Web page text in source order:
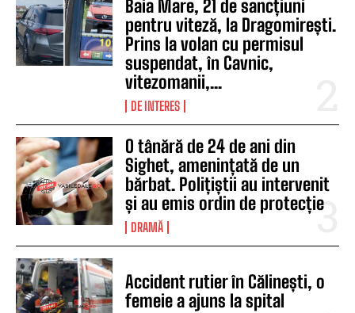
Baia Mare, 21 de sancțiuni
pentru viteză, la Dragomirești.
Prins la volan cu permisul
suspendat, în Cavnic,
vitezomanii,...
DE INTERES
O tânără de 24 de ani din
Sighet, amenințată de un
bărbat. Polițiștii au intervenit
și au emis ordin de protecție
DRAMĂ
Accident rutier în Călinești, o
femeie a ajuns la spital